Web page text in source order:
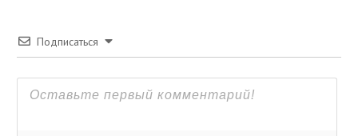
Подписаться